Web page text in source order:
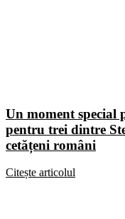
Un moment special
pentru trei dintre
cetățeni români
Citește articolul